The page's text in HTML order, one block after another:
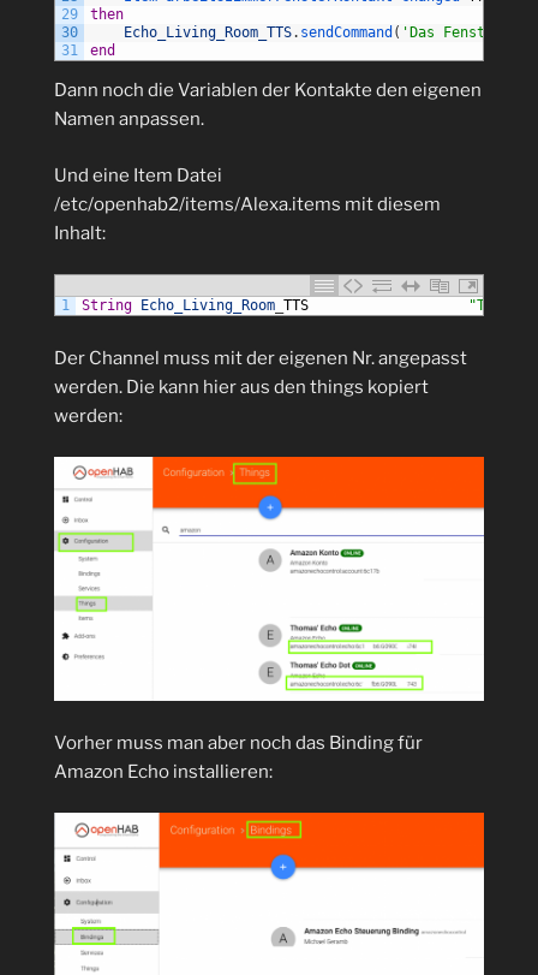
29
30
31
then
Echo_Living_Room_TTS. sendCommand ( 'Das Fenster im
end
Dann noch die Variablen der Kontakte den eigenen
Namen anpassen.
Und eine Item Datei
/etc/openhab2/items/Alexa.items mit diesem
Inhalt:
1 String Echo_Living_Room TTS "Text to
Der Channel muss mit der eigenen Nr. angepasst
werden. Die kann hier aus den things kopiert
werden:
Vorher muss man aber noch das Binding für
Amazon Echo installieren: